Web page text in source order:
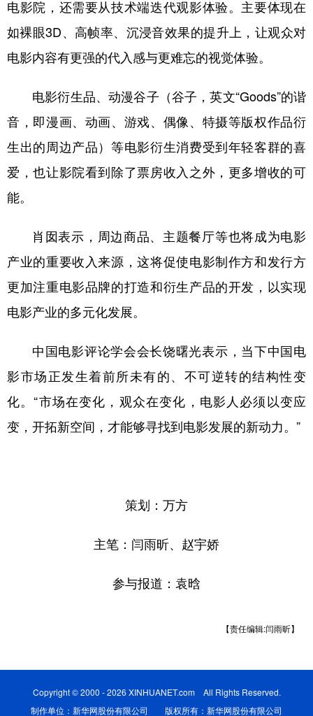
电影院，还需要从技术端迭代观影体验。主要体现在
如裸眼3D、高帧率、沉浸音效果的提升上，让观众对
电影内容有更强的代入感与更难忘的视觉体验。
电影衍生品、动漫谷子（谷子，英文“Goods”的谐
音，即漫画、动画、游戏、偶像、特摄等版权作品衍
生出的周边产品）等电影衍生消费受到年轻客群的喜
爱，也让影院看到除了票房收入之外，更多增收的可
能。
肖囡表示，周边商品、主题餐厅等也将成为电影
产业的重要收入来源，这将促使电影制作方和发行方
更加注重电影品牌的打造和衍生产品的开发，以实现
电影产业的多元化发展。
中国电影评论学会会长饶曙光表示，当下中国电
影市场正发生着前所未有的、不可逆转的结构性变
化。“市场在变化，观众在变化，电影人必须以变应
变，开拓新空间，才能够寻找到电影发展的新动力。”
策划：万方
主笔：闫雨昕、赵宇娇
参与报道：袁晗
【责任编辑:闫雨昕】
Copyright © 2000 - 2026 XINHUANET.com All Rights Reserved.
制作单位：新华网股份有限公司 版权所有：新华网股份有限公司